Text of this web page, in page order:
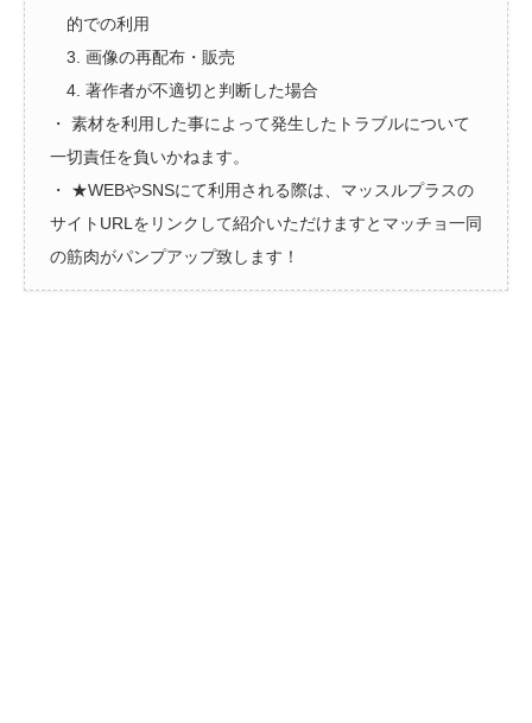
的での利用
3. 画像の再配布・販売
4. 著作者が不適切と判断した場合
・ 素材を利用した事によって発生したトラブルについて
一切責任を負いかねます。
・ ★WEBやSNSにて利用される際は、マッスルプラスの
サイトURLをリンクして紹介いただけますとマッチョ一同
の筋肉がパンプアップ致します！